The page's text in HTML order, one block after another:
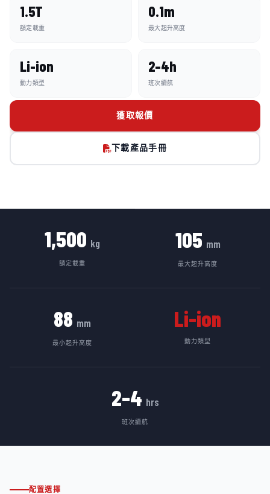
1.5T
額定載重
0.1m
最大起升高度
Li-ion
動力類型
2–4h
班次續航
獲取報價
下載產品手冊
1,500 kg
額定載重
105 mm
最大起升高度
88 mm
最小起升高度
Li-ion
動力類型
2–4 hrs
班次續航
配置選擇